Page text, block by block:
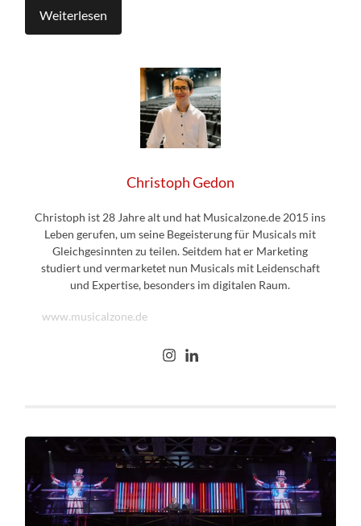
Weiterlesen
Christoph Gedon
Christoph ist 28 Jahre alt und hat Musicalzone.de 2015 ins
Leben gerufen, um seine Begeisterung für Musicals mit
Gleichgesinnten zu teilen. Seitdem hat er Marketing
studiert und vermarketet nun Musicals mit Leidenschaft
und Expertise, besonders im digitalen Raum.
www.musicalzone.de